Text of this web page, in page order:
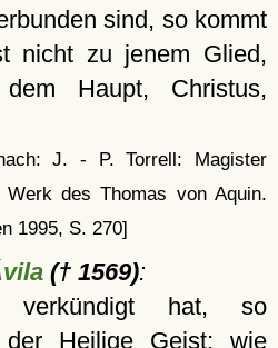
sind, so kommt
nicht zu jenem Glied,
Haupt, Christus,
J. - P. Torrell: Magister
des Thomas von Aquin.
1995, S. 270]
(† 1569):
verkündigt hat, so
der Heilige Geist; wie